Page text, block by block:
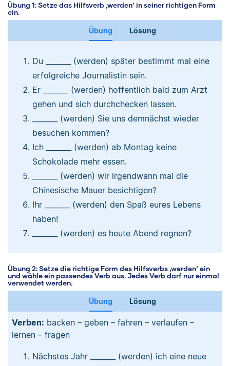
Übung 1: Setze das Hilfsverb ‚werden‘ in seiner richtigen Form
ein.
Übung Lösung
Du _______ (werden) später bestimmt mal eine
erfolgreiche Journalistin sein.
Er _______ (werden) hoffentlich bald zum Arzt
gehen und sich durchchecken lassen.
_______ (werden) Sie uns demnächst wieder
besuchen kommen?
Ich _______ (werden) ab Montag keine
Schokolade mehr essen.
_______ (werden) wir irgendwann mal die
Chinesische Mauer besichtigen?
Ihr _______ (werden) den Spaß eures Lebens
haben!
_______ (werden) es heute Abend regnen?
Übung 2: Setze die richtige Form des Hilfsverbs ‚werden‘ ein
und wähle ein passendes Verb aus. Jedes Verb darf nur einmal
verwendet werden.
Übung Lösung
Verben: backen – geben – fahren – verlaufen –
lernen – fragen
Nächstes Jahr _______ (werden) ich eine neue